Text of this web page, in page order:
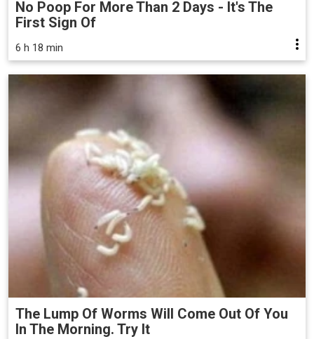
No Poop For More Than 2 Days - It's The
First Sign Of
6 h 18 min
The Lump Of Worms Will Come Out Of You
In The Morning. Try It